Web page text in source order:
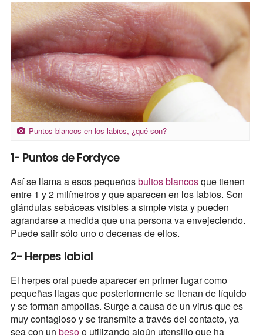
Puntos blancos en los labios, ¿qué son?
1- Puntos de Fordyce
Así se llama a esos pequeñosbultos blancosque tienen
entre 1 y 2 milímetros y que aparecen en los labios. Son
glándulas sebáceas visibles a simple vista y pueden
agrandarse a medida que una persona va envejeciendo.
Puede salir sólo uno o decenas de ellos.
2- Herpes labial
El herpes oral puede aparecer en primer lugar como
pequeñas llagas que posteriormente se llenan de líquido
y se forman ampollas. Surge a causa de un virus que es
muy contagioso y se transmite a través del contacto, ya
sea con un besoo utilizando algún utensilio que ha